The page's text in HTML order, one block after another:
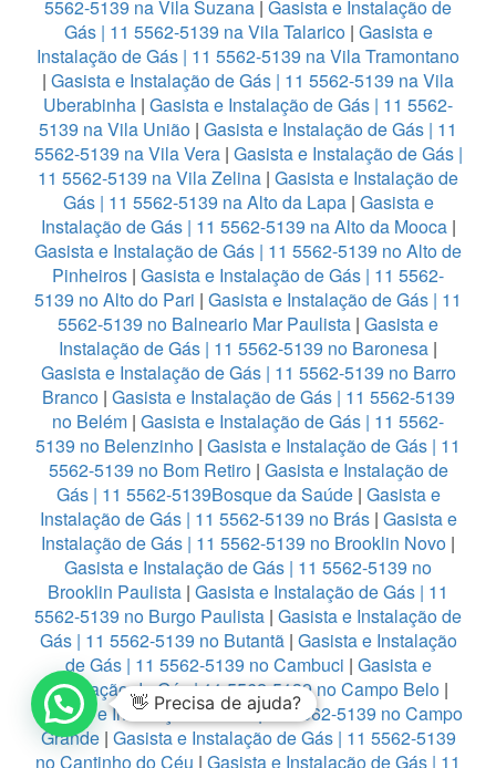
5562-5139 na Vila Suzana | Gasista e Instalação de
Gás | 11 5562-5139 na Vila Talarico| Gasista e
Instalação de Gás | 11 5562-5139 na Vila Tramontano
| Gasista e Instalação de Gás | 11 5562-5139 na Vila
Uberabinha | Gasista e Instalação de Gás | 11 5562-
5139 na Vila União | Gasista e Instalação de Gás | 11
5562-5139 na Vila Vera| Gasista e Instalação de Gás |
11 5562-5139 na Vila Zelina | Gasista e Instalação de
Gás | 11 5562-5139 na Alto da Lapa| Gasista e
Instalação de Gás | 11 5562-5139 na Alto da Mooca|
Gasista e Instalação de Gás | 11 5562-5139 no Alto de
Pinheiros | Gasista e Instalação de Gás | 11 5562-
5139 no Alto do Pari | Gasista e Instalação de Gás | 11
5562-5139 no Balneario Mar Paulista | Gasista e
Instalação de Gás | 11 5562-5139 no Baronesa |
Gasista e Instalação de Gás | 11 5562-5139 no Barro
Branco| Gasista e Instalação de Gás | 11 5562-5139
no Belém | Gasista e Instalação de Gás | 11 5562-
5139 no Belenzinho | Gasista e Instalação de Gás | 11
5562-5139 no Bom Retiro| Gasista e Instalação de
Gás | 11 5562-5139Bosque da Saúde| Gasista e
Instalação de Gás | 11 5562-5139 no Brás| Gasista e
Instalação de Gás | 11 5562-5139 no Brooklin Novo |
Gasista e Instalação de Gás | 11 5562-5139 no
Brooklin Paulista | Gasista e Instalação de Gás | 11
5562-5139 no Burgo Paulista | Gasista e Instalação de
Gás | 11 5562-5139 no Butantã| Gasista e Instalação
de Gás | 11 5562-5139 no Cambuci | Gasista e
Instalação de Gás | 11 5562-5139 no Campo Belo |
Gasista e Instalação de Gás | 11 5562-5139 no Campo
Grande| Gasista e Instalação de Gás | 11 5562-5139
no Cantinho do Céu | Gasista e Instalação de Gás | 11
👋 Precisa de ajuda?